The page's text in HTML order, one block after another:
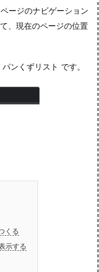
ージのナビゲーション
、現在のページの位置
ンくずリスト です。
くる
示する